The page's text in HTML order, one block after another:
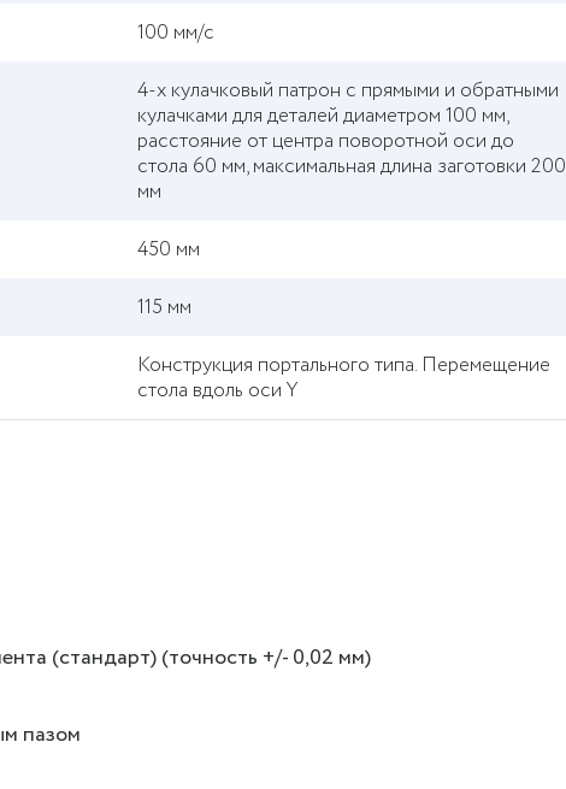
100 мм/с
4-х кулачковый патрон с прямыми и обратными
кулачками для деталей диаметром 100 мм,
расстояние от центра поворотной оси до
стола 60 мм, максимальная длина заготовки 200
мм
450 мм
115 мм
Конструкция портального типа. Перемещение
стола вдоль оси Y
(стандарт) (точность +/- 0,02 мм)
пазом